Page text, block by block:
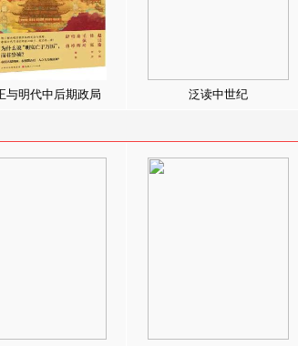
与明代中后期政局 泛读中世纪